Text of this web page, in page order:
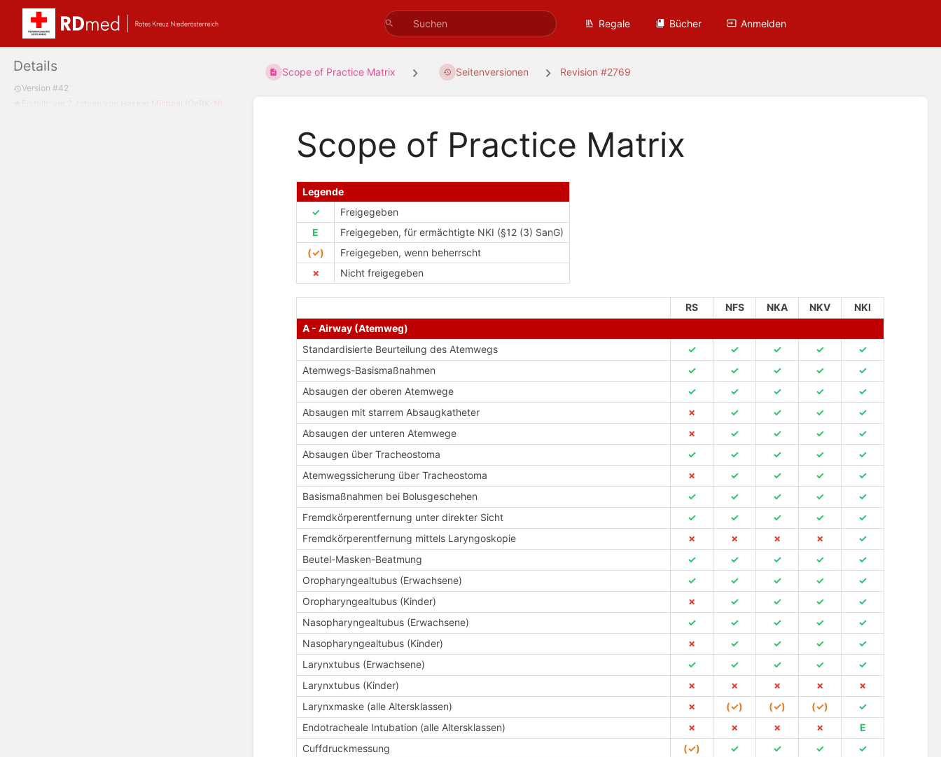
Regale Bücher Anmelden
Details
Version #42
Hacker Michael (OeRK-N)
Scope of Practice Matrix Seitenversionen Revision #2769
Scope of Practice Matrix
Legende
✓
Freigegeben
E
Freigegeben, für ermächtigte NKI (§12 (3) SanG)
(✓)
Freigegeben, wenn beherrscht
✗
Nicht freigegeben
RS NFS NKA NKV
NKI
A - Airway (Atemweg)
Standardisierte Beurteilung des Atemwegs
✓ ✓ ✓ ✓
✓
Atemwegs-Basismaßnahmen
✓ ✓ ✓ ✓
✓
Absaugen der oberen Atemwege
✓ ✓ ✓ ✓
✓
Absaugen mit starrem Absaugkatheter
✗ ✓ ✓ ✓
✓
Absaugen der unteren Atemwege
✗ ✓ ✓ ✓
✓
Absaugen über Tracheostoma
✓ ✓ ✓ ✓
✓
Atemwegssicherung über Tracheostoma
✗ ✓ ✓ ✓
✓
Basismaßnahmen bei Bolusgeschehen
✓ ✓ ✓ ✓
✓
Fremdkörperentfernung unter direkter Sicht
✓ ✓ ✓ ✓
✓
Fremdkörperentfernung mittels Laryngoskopie
✗ ✗ ✗ ✗
✓
Beutel-Masken-Beatmung
✓ ✓ ✓ ✓
✓
Oropharyngealtubus (Erwachsene)
✓ ✓ ✓ ✓
✓
Oropharyngealtubus (Kinder)
✗ ✓ ✓ ✓
✓
Nasopharyngealtubus (Erwachsene)
✓ ✓ ✓ ✓
✓
Nasopharyngealtubus (Kinder)
✗ ✓ ✓ ✓
✓
Larynxtubus (Erwachsene)
✓ ✓ ✓ ✓
✓
Larynxtubus (Kinder)
✗ ✗ ✗ ✗
✗
Larynxmaske (alle Altersklassen)
✗ (✓) (✓) (✓)
✓
Endotracheale Intubation (alle Altersklassen)
✗ ✗ ✗ ✗
E
Cuffdruckmessung
(✓) ✓ ✓ ✓
✓